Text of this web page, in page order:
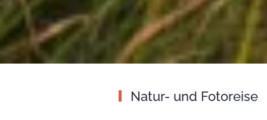
Natur- und Fotoreise